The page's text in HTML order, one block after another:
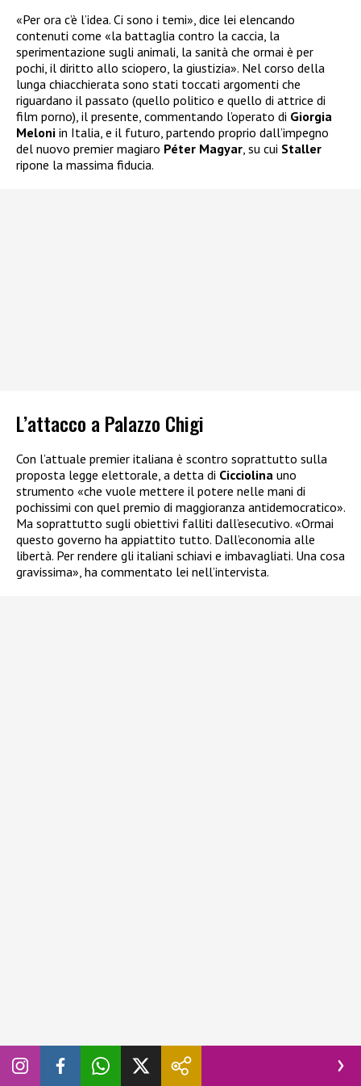
«Per ora c’è l’idea. Ci sono i temi», dice lei elencando
contenuti come «la battaglia contro la caccia, la
sperimentazione sugli animali, la sanità che ormai è per
pochi, il diritto allo sciopero, la giustizia». Nel corso della
lunga chiacchierata sono stati toccati argomenti che
riguardano il passato (quello politico e quello di attrice di
film porno), il presente, commentando l’operato di Giorgia
Meloni in Italia, e il futuro, partendo proprio dall’impegno
del nuovo premier magiaro Péter Magyar , su cui Staller
ripone la massima fiducia.
L’attacco a Palazzo Chigi
Con l’attuale premier italiana è scontro soprattutto sulla
proposta legge elettorale, a detta di Cicciolina uno
strumento «che vuole mettere il potere nelle mani di
pochissimi con quel premio di maggioranza antidemocratico».
Ma soprattutto sugli obiettivi falliti dall’esecutivo. «Ormai
questo governo ha appiattito tutto. Dall’economia alle
libertà. Per rendere gli italiani schiavi e imbavagliati. Una cosa
gravissima», ha commentato lei nell’intervista.